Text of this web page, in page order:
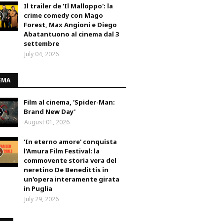
Il trailer de 'Il Malloppo': la
crime comedy con Mago
Forest, Max Angioni e Diego
Abatantuono al cinema dal 3
settembre
July 04, 2026
Film al cinema, 'Spider-Man:
Brand New Day'
August 01, 2026
'In eterno amore' conquista
l'Amura Film Festival: la
commovente storia vera del
neretino De Benedittis in
un'opera interamente girata
in Puglia
July 29, 2026